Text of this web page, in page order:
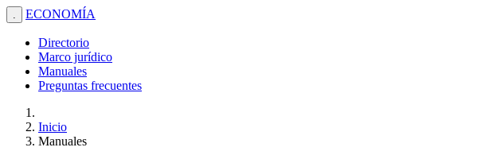
. ECONOMÍA
Directorio
Marco jurídico
Manuales
Preguntas frecuentes
Inicio
Manuales